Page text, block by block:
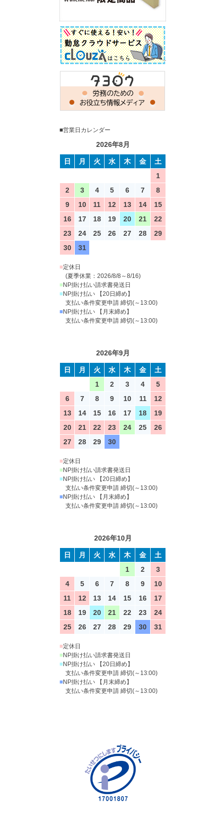
■営業日カレンダー
2026年8月
日 月 火 水 木 金
土
1
2
3 4 5 6 7
8
9
10 11 12 13 14
15
16
17 18 19 20 21
22
23
24 25 26 27 28
29
30
31
■定休日
(夏季休業：2026/8/8～8/16)
■NP掛け払い請求書発送日
■NP掛け払い 【20日締め】
支払い条件変更申請 締切(～13:00)
■NP掛け払い 【月末締め】
支払い条件変更申請 締切(～13:00)
2026年9月
日 月 火 水 木 金
土
1
2 3 4
5
6
7 8 9 10 11
12
13
14 15 16 17 18
19
20
21 22 23 24 25
26
27
28 29 30
■定休日
■NP掛け払い請求書発送日
■NP掛け払い 【20日締め】
支払い条件変更申請 締切(～13:00)
■NP掛け払い 【月末締め】
支払い条件変更申請 締切(～13:00)
2026年10月
日 月 火 水 木 金
土
1
2
3
4
5 6 7 8 9
10
11
12 13 14 15 16
17
18
19 20 21 22 23
24
25
26 27 28 29 30 31
■定休日
■NP掛け払い請求書発送日
■NP掛け払い 【20日締め】
支払い条件変更申請 締切(～13:00)
■NP掛け払い 【月末締め】
支払い条件変更申請 締切(～13:00)